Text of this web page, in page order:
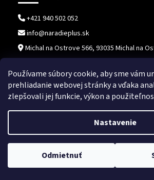
Používame súbory cookie, aby sme vám
prehliadanie webovej stránky a vďaka
zlepšovali jej funkcie, výkon a
Nastavenie
Odmietnuť
+421 940 502 052
info@naradieplus.sk
Michal na Ostrove 566, 93035 Michal na
Copyright 2026naradieplus.sk. Všetky